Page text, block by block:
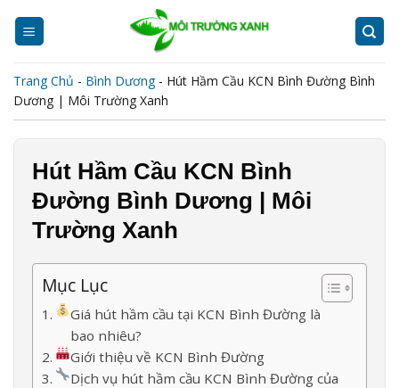
Trang Chủ - Bình Dương- Hút Hầm Cầu KCN Bình Đường Bình
Dương | Môi Trường Xanh
Hút Hầm Cầu KCN Bình
Đường Bình Dương | Môi
Trường Xanh
Mục Lục
Giá hút hầm cầu tại KCN Bình Đường là
bao nhiêu?
Giới thiệu về KCN Bình Đường
Dịch vụ hút hầm cầu KCN Bình Đường của